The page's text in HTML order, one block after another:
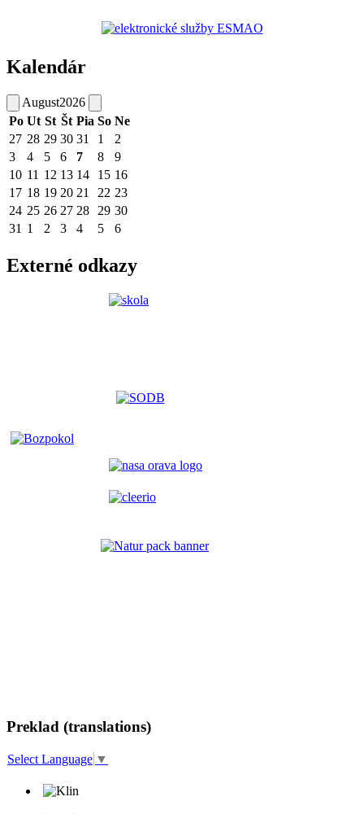
Kalendár
August2026
Po Ut St Št Pia So Ne
27 28 29 30 31 1
2
3
4 5 6 7 8
9
10 11 12 13 14 15 16
17 18 19 20 21 22 23
24 25 26 27 28 29 30
31 1 2 3 4 5 6
Externé odkazy
Preklad (translations)
Select Language ▼